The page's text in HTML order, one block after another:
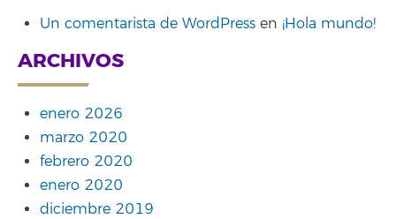
Un comentarista de WordPress en ¡Hola mundo!
ARCHIVOS
enero 2026
marzo 2020
febrero 2020
enero 2020
diciembre 2019